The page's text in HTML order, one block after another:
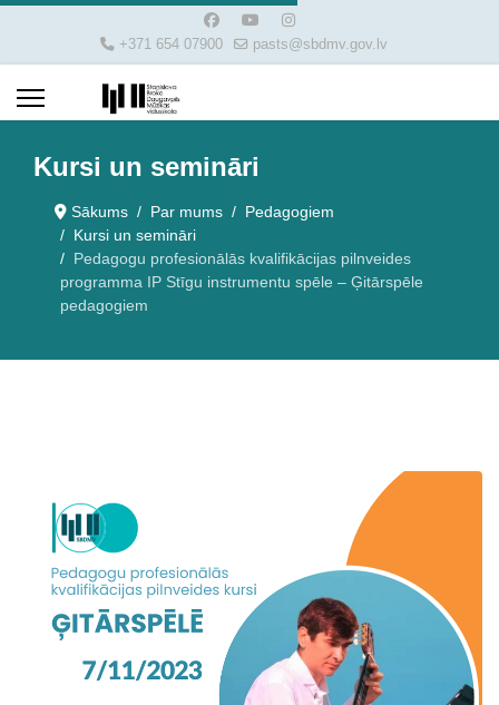
+371 654 07900 pasts@sbdmv.gov.lv
Kursi un semināri
Sākums Par mums
Pedagogiem
Kursi un semināri
Pedagogu profesionālās kvalifikācijas pilnveides
programma IP Stīgu instrumentu spēle – Ģitārspēle
pedagogiem